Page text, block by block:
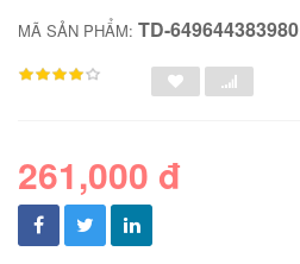
MÃ SẢN PHẨM: TD-649644383980
261,000 đ